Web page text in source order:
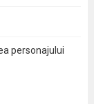
personajului